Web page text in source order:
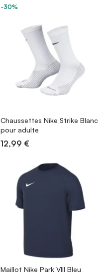
-30%
Chaussettes Nike Strike Blanc
pour adulte
12,99 €
Maillot Nike Park VIII Bleu